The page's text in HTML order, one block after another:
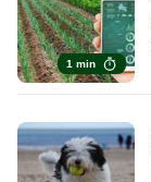
1 min